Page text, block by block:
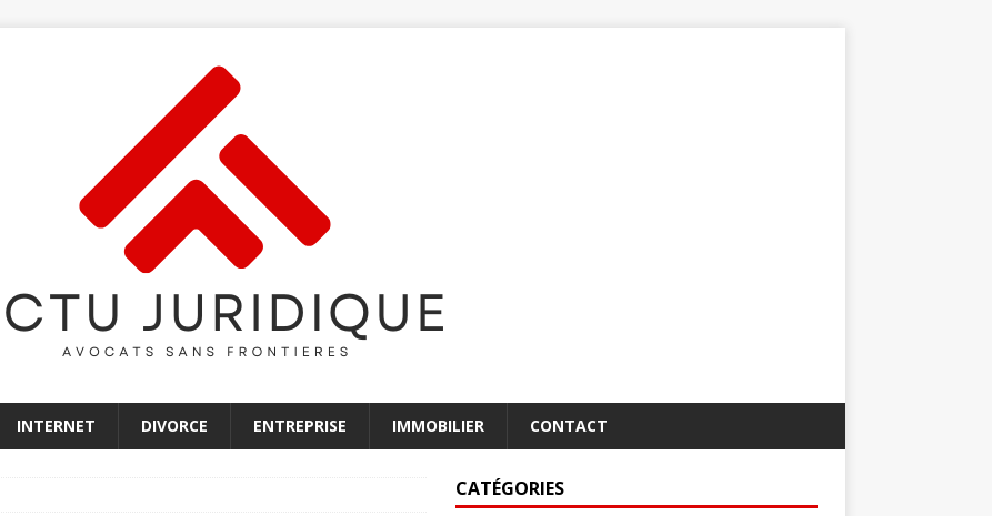
INTERNET DIVORCE ENTREPRISE IMMOBILIER CONTACT
CATÉGORIES